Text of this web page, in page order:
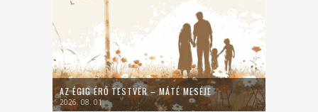
AZ ÉGIG ÉRŐ TESTVÉR – MÁTÉ MESÉJE
2026. 08. 01.